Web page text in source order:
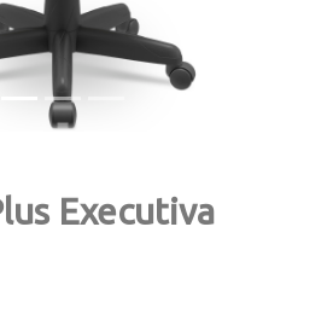
Executiva